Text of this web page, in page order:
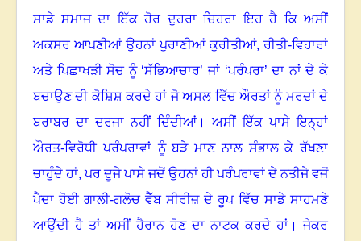
ਸਾਡੇ ਸਮਾਜ ਦਾ ਇੱਕ ਹੋਰ ਦੁਹਰਾ ਚਿਹਰਾ ਇਹ ਹੈ ਕਿ ਅਸੀਂ
ਅਕਸਰ ਆਪਣੀਆਂ ਉਹਨਾਂ ਪੁਰਾਣੀਆਂ ਕੁਰੀਤੀਆਂ, ਰੀਤੀ-ਵਿਹਾਰਾਂ
ਅਤੇ ਪਿਛਾਖੜੀ ਸੋਚ ਨੂੰ ‘ਸੱਭਿਆਚਾਰ’ ਜਾਂ ‘ਪਰੰਪਰਾ’ ਦਾ ਨਾਂ ਦੇ ਕੇ
ਬਚਾਉਣ ਦੀ ਕੋਸ਼ਿਸ਼ ਕਰਦੇ ਹਾਂ ਜੋ ਅਸਲ ਵਿੱਚ ਔਰਤਾਂ ਨੂੰ ਮਰਦਾਂ ਦੇ
ਬਰਾਬਰ ਦਾ ਦਰਜਾ ਨਹੀਂ ਦਿੰਦੀਆਂ। ਅਸੀਂ ਇੱਕ ਪਾਸੇ ਇਨ੍ਹਾਂ
ਔਰਤ-ਵਿਰੋਧੀ ਪਰੰਪਰਾਵਾਂ ਨੂੰ ਬੜੇ ਮਾਣ ਨਾਲ ਸੰਭਾਲ ਕੇ ਰੱਖਣਾ
ਚਾਹੁੰਦੇ ਹਾਂ,ਪਰ ਦੂਜੇ ਪਾਸੇ ਜਦੋਂ ਉਹਨਾਂ ਹੀ ਪਰੰਪਰਾਵਾਂ ਦੇ ਨਤੀਜੇ ਵਜੋਂ
ਪੈਦਾ ਹੋਈ ਗਾਲੀ-ਗਲੋਚ ਵੈੱਬ ਸੀਰੀਜ਼ ਦੇ ਰੂਪ ਵਿੱਚ ਸਾਡੇ ਸਾਹਮਣੇ
ਆਉਂਦੀ ਹੈ ਤਾਂ ਅਸੀਂ ਹੈਰਾਨ ਹੋਣ ਦਾ ਨਾਟਕ ਕਰਦੇ ਹਾਂ। ਜੇਕਰ